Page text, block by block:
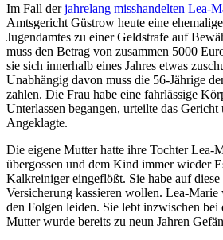
Im Fall derjahrelang misshandelten Lea-
Amtsgericht Güstrow heute eine
Jugendamtes zu einer Geldstrafe auf
muss den Betrag von zusammen 5000
sie sich innerhalb eines Jahres etwas
Unabhängig davon muss die 56-Jährige
zahlen. Die Frau habe eine fahrlässige
Unterlassen begangen, urteilte das
Angeklagte.
Die eigene Mutter hatte ihre Tochter Lea-
übergossen und dem Kind immer wieder
Kalkreiniger eingeflößt. Sie habe auf
Versicherung kassieren wollen. Lea-
den Folgen leiden. Sie lebt inzwischen
Mutter wurde bereits zu neun Jahren